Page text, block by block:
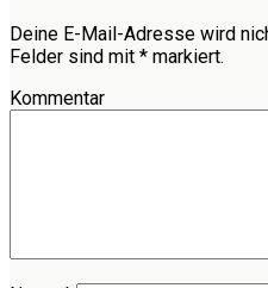
Deine E-Mail-Adresse wird
Felder sind mit * markiert.
Kommentar